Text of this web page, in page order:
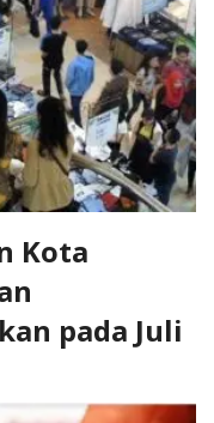
Kota
pada Juli